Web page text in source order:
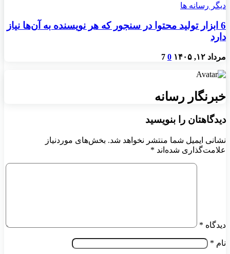
دیگر رسانه ها
6 ابزار تولید محتوا در سنجور که هر نویسنده به آن‌ها نیاز
دارد
مرداد ۱۲, ۱۴۰۵ 0
7
خبرنگار رسانه
دیدگاهتان را بنویسید
نشانی ایمیل شما منتشر نخواهد شد. بخش‌های موردنیاز
علامت‌گذاری شده‌اند *
دیدگاه *
نام *